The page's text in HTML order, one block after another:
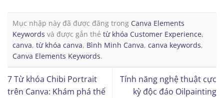
Mục nhập này đã được đăng trong Canva Elements
Keywords và được gắn thẻ từ khóa Customer Experience,
canva, từ khóa canva, Bình Minh Canva, canva keywords,
Canva Elements Keywords.
7 Từ khóa Chibi Portrait
trên Canva: Khám phá thế
Tính năng nghệ thuật cực
kỳ độc đáo Oilpainting